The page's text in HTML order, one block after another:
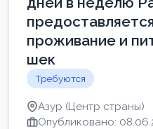
проживание и
шек
Требуются
Азур (Центр страны)
Опубликовано: